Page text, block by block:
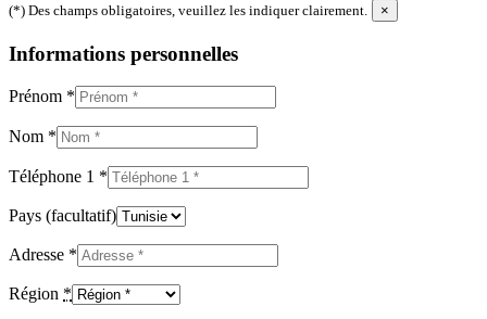
(*) Des champs obligatoires, veuillez les indiquer clairement. ×
Informations personnelles
Prénom *
Nom *
Téléphone 1 *
Pays (facultatif)
Adresse *
Région *